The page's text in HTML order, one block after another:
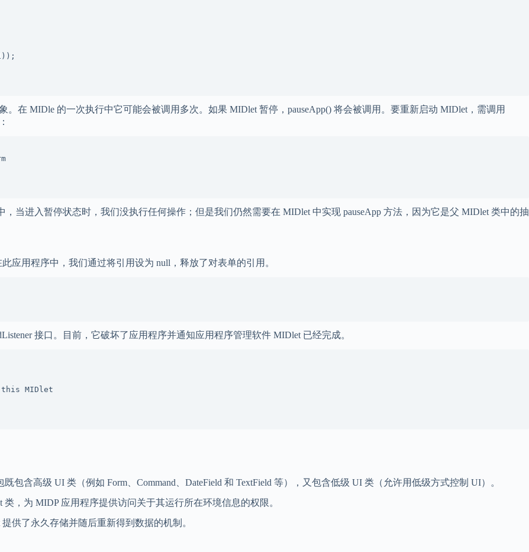
在 MIDle 的一次执行中它可能会被调用多次。如果 MIDlet 暂停，pauseApp() 将会被调用。要重新启动 MIDlet，需调用
当进入暂停状态时，我们没执行任何操作；但是我们仍然需要在 MIDlet 中实现 pauseApp 方法，因为它是父 MIDlet 类中的抽
应用程序中，我们通过将引用设为 null，释放了对表单的引用。
接口。目前，它破坏了应用程序并通知应用程序管理软件 MIDlet 已经完成。
MIDlet
含高级 UI 类（例如 Form、Command、DateField 和 TextField 等），又包含低级 UI 类（允许用低级方式控制 UI）。
，为 MIDP 应用程序提供访问关于其运行所在环境信息的权限。
供了永久存储并随后重新得到数据的机制。